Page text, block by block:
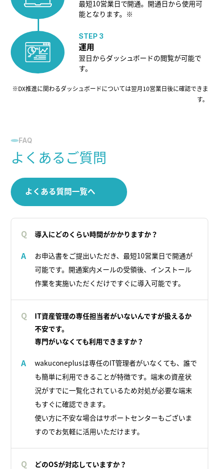
最短10営業日で開通。開通日から使用可
能となります。※
STEP 3
運用
翌日からダッシュボードの閲覧が可能で
す。
※DX推進に関わるダッシュボードについては翌月10営業日後に確認できま
す。
FAQ
よくあるご質問
よくある質問一覧へ
Q 導入にどのくらい時間がかかりますか？
A
お申込書をご提出いただき、最短10営業日で開通が
可能です。開通案内メールの受領後、インストール
作業を実施いただくだけですぐに導入可能です。
Q
IT資産管理の専任担当者がいないんですが扱えるか
不安です。
専門がいなくても利用できますか？
A
wakuconeplusは専任のIT管理者がいなくても、誰で
も簡単に利用できることが特徴です。端末の資産状
況がすでに一覧化されているため対処が必要な端末
もすぐに確認できます。
使い方に不安な場合はサポートセンターもございま
すのでお気軽に活用いただけます。
Q どのOSが対応していますか？